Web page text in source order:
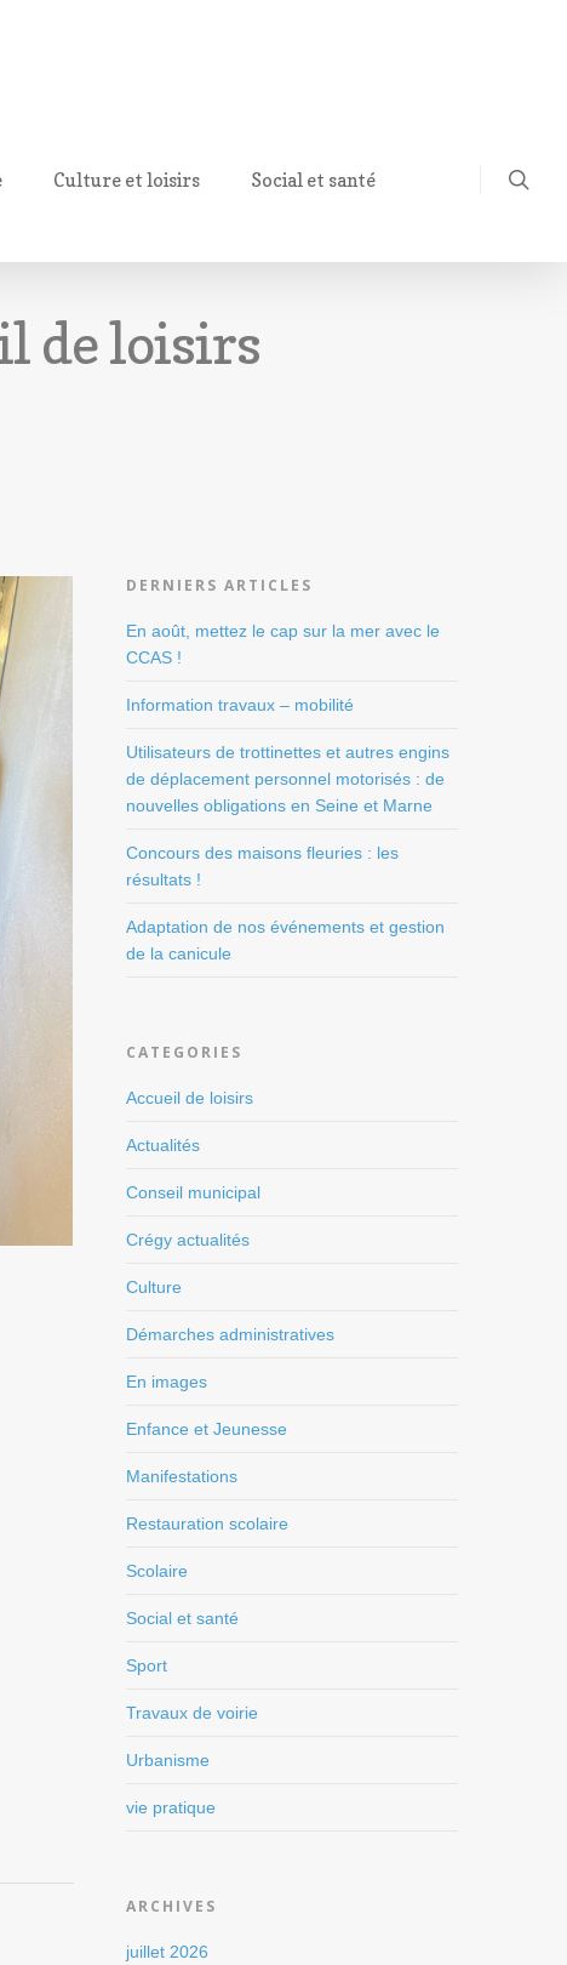
Culture et loisirs Social et santé
de loisirs
DERNIERS ARTICLES
En août, mettez le cap sur la mer avec le
CCAS !
Information travaux – mobilité
Utilisateurs de trottinettes et autres engins
de déplacement personnel motorisés : de
nouvelles obligations en Seine et Marne
Concours des maisons fleuries : les
résultats !
Adaptation de nos événements et gestion
de la canicule
CATEGORIES
Accueil de loisirs
Actualités
Conseil municipal
Crégy actualités
Culture
Démarches administratives
En images
Enfance et Jeunesse
Manifestations
Restauration scolaire
Scolaire
Social et santé
Sport
Travaux de voirie
Urbanisme
vie pratique
ARCHIVES
juillet 2026